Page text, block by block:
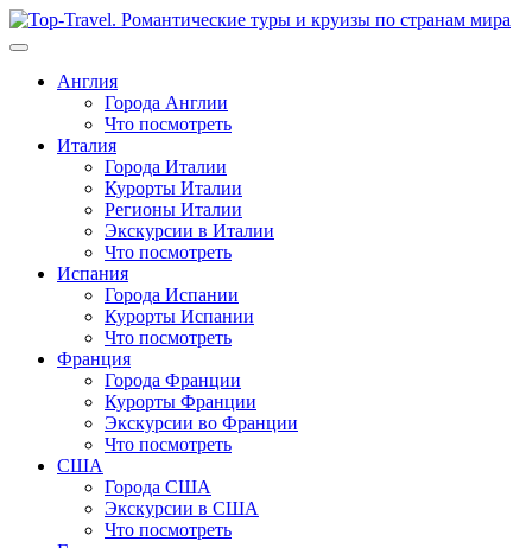
Перейти
к
Англия
Города Англии
Что посмотреть
Италия
Города Италии
Курорты Италии
Регионы Италии
Экскурсии в Италии
Что посмотреть
Испания
Города Испании
Курорты Испании
Что посмотреть
Франция
Города Франции
Курорты Франции
Экскурсии во Франции
Что посмотреть
США
Города США
Экскурсии в США
Что посмотреть